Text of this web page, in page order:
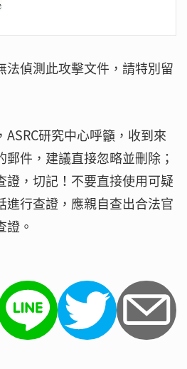
法偵測此攻擊文件，請特別留
研究中心呼籲，收到來
件，建議直接忽略並刪除；
證，切記！不要直接使用可疑
進行查證，應親自查出合法官
。